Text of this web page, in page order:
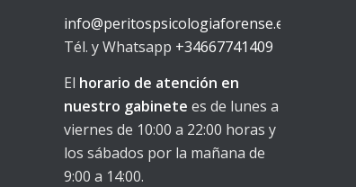
info@peritospsicologiaforense.es
Tél. y Whatsapp +34667741409
El horario de atención en
nuestro gabinete es de lunes a
viernes de 10:00 a 22:00 horas y
los sábados por la mañana de
9:00 a 14:00.